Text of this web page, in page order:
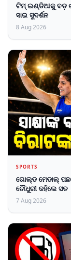
ଟିମ୍ ଇଣ୍ଡିଆକୁ ବଡ଼
ସାଇ ସୁଦର୍ଶନ
8 Aug 2026
SPORTS
ଗୋଲ୍ଡ ମେଡାଲ୍
ଚୌଧୁରୀ କହିଲେ ସତ
7 Aug 2026